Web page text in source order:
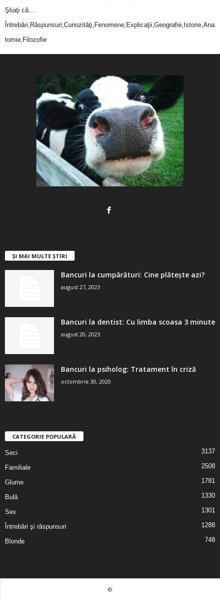
Ştiaţi că…
Întrebări,Răspunsuri,Curiozităţi,Fenomene,Explicaţii,Geografie,Istorie,Ana
tomie,Filozofie
ȘI MAI MULTE ȘTIRI
Bancuri la cumpărături: Cine plătește azi?
august 27, 2023
Bancuri la dentist: Cu limba scoasa 3 minute
august 20, 2023
Bancuri la psiholog: Tratament în criză
octombrie 30, 2020
CATEGORIE POPULARĂ
Seci 3137
Familiale 2508
Glume 1781
Bulă 1330
Sex 1301
Întrebări şi răspunsuri 1288
Blonde 748
©